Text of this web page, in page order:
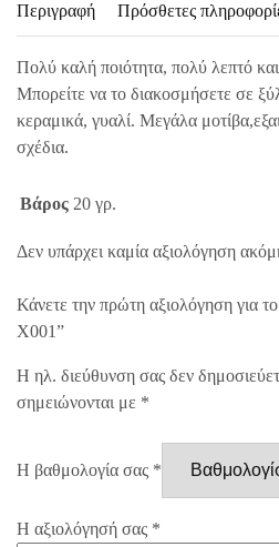
Περιγραφή Πρόσθετες
Πολύ καλή ποιότητα, πολύ λεπτό και
Μπορείτε να το διακοσμήσετε σε
κεραμικά, γυαλί. Μεγάλα
σχέδια.
Βάρος 20 γρ.
Δεν υπάρχει καμία αξιολόγηση
Κάνετε την πρώτη αξιολόγηση για
X001”
Η ηλ. διεύθυνση σας δεν
σημειώνονται με *
Η βαθμολογία σας *
Η αξιολόγησή σας *